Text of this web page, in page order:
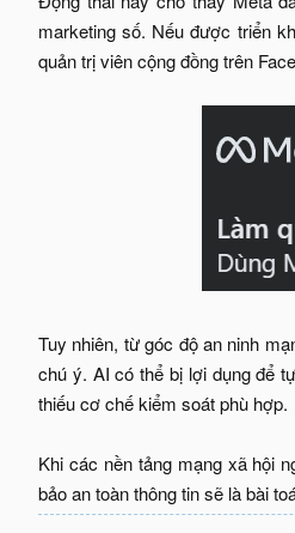
marketing số. Nếu được triển
quản trị viên cộng đồng trên
Tuy nhiên, từ góc độ an ninh
chú ý. AI có thể bị lợi dụng để
thiếu cơ chế kiểm soát phù hợp.
Khi các nền tảng mạng xã hội
bảo an toàn thông tin sẽ là bài